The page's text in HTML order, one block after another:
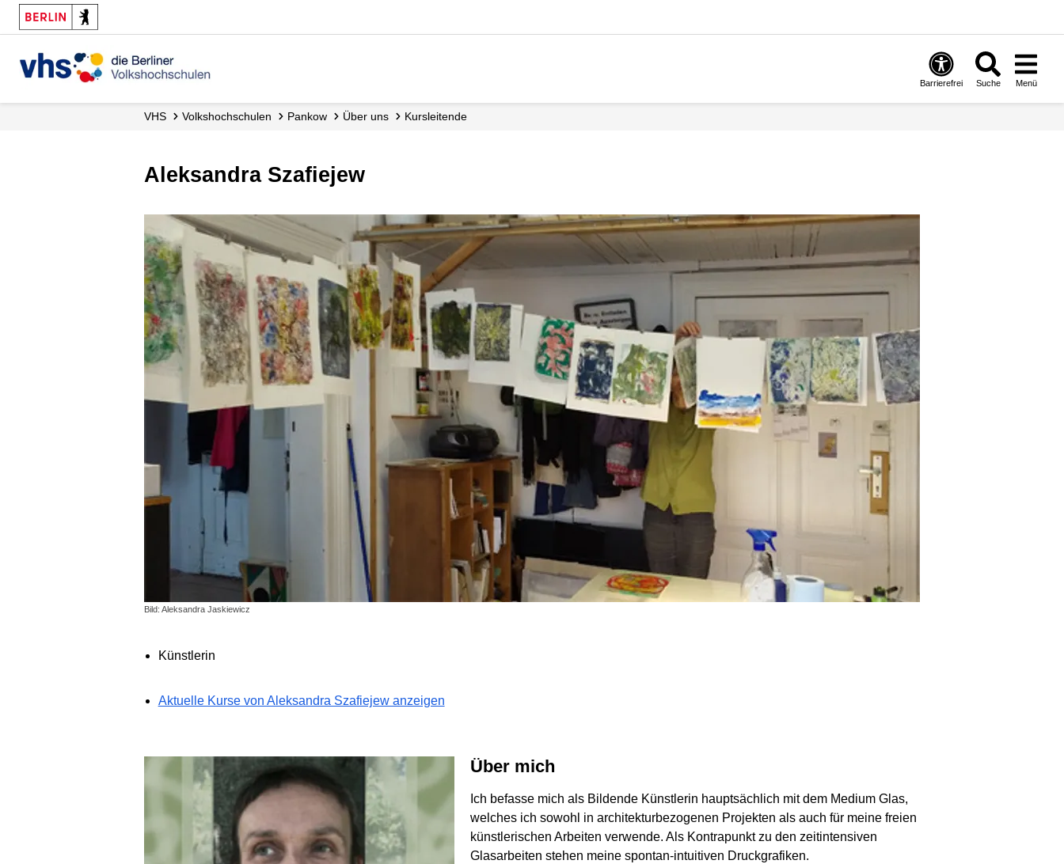
Barrierefrei Suche Menü
VHS Volks­hochschulen Pankow Über uns Kursleitende
Aleksandra Szafiejew
Bild: Aleksandra Jaskiewicz
Künstlerin
Aktuelle Kurse von Aleksandra Szafiejew anzeigen
Über mich
Ich befasse mich als Bildende Künstlerin hauptsächlich mit dem Medium Glas,
welches ich sowohl in architekturbezogenen Projekten als auch für meine freien
künstlerischen Arbeiten verwende. Als Kontrapunkt zu den zeitintensiven
Glasarbeiten stehen meine spontan-intuitiven Druckgrafiken.